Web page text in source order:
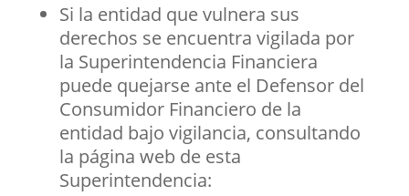
Si la entidad que vulnera sus
derechos se encuentra vigilada por
la Superintendencia Financiera
puede quejarse ante el Defensor del
Consumidor Financiero de la
entidad bajo vigilancia, consultando
la página web de esta
Superintendencia: